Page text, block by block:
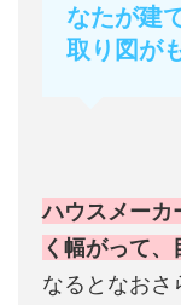
なたが建
取り図が
ハウスメーカ
く幅がって、
なるとなおさ